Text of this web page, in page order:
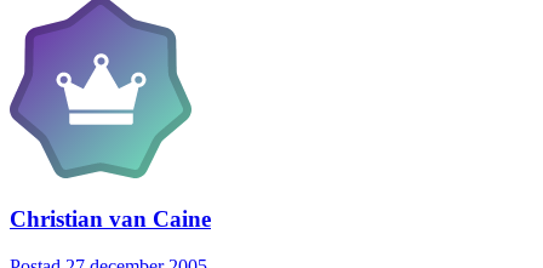
Christian van Caine